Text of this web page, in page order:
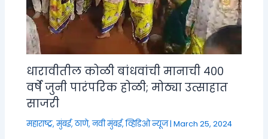
धारावीतील कोळी बांधवांची मानाची ४००
वर्षे जुनी पारंपरिक होळी; मोठ्या उत्साहात
साजरी
महाराष्ट्र,मुंबई, ठाणे, नवी मुंबई,व्हिडिओ न्यूज|March 25, 2024